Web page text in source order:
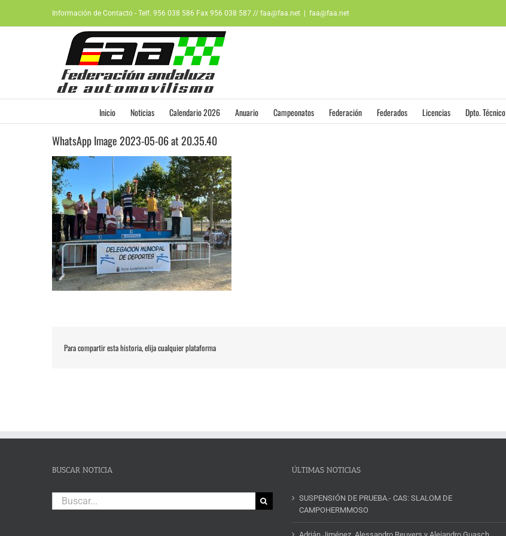
contenido
Información de Contacto - Telf. 956 038 586 Fax 956 038 587 // faa@faa.net faa@faa.net
Inicio Noticias Calendario 2026 Anuario Campeonatos Federación Federados Licencias Dpto. Técnico
WhatsApp Image 2023-05-06 at 20.35.40
Para compartir esta historia, elija cualquier plataforma
BUSCAR NOTICIA
Buscar:
ÚLTIMAS NOTICIAS
SUSPENSIÓN DE PRUEBA.- CAS: SLALOM DE
CAMPOHERMMOSO